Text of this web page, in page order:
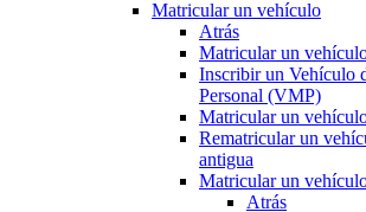
Matricular un vehículo
Atrás
Matricular un
Inscribir un Vehículo
Personal (VMP)
Matricular un
Rematricular un
antigua
Matricular un
Atrás